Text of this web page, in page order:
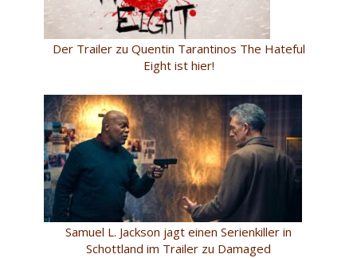
Der Trailer zu Quentin Tarantinos The Hateful
Eight ist hier!
Samuel L. Jackson jagt einen Serienkiller in
Schottland im Trailer zu Damaged